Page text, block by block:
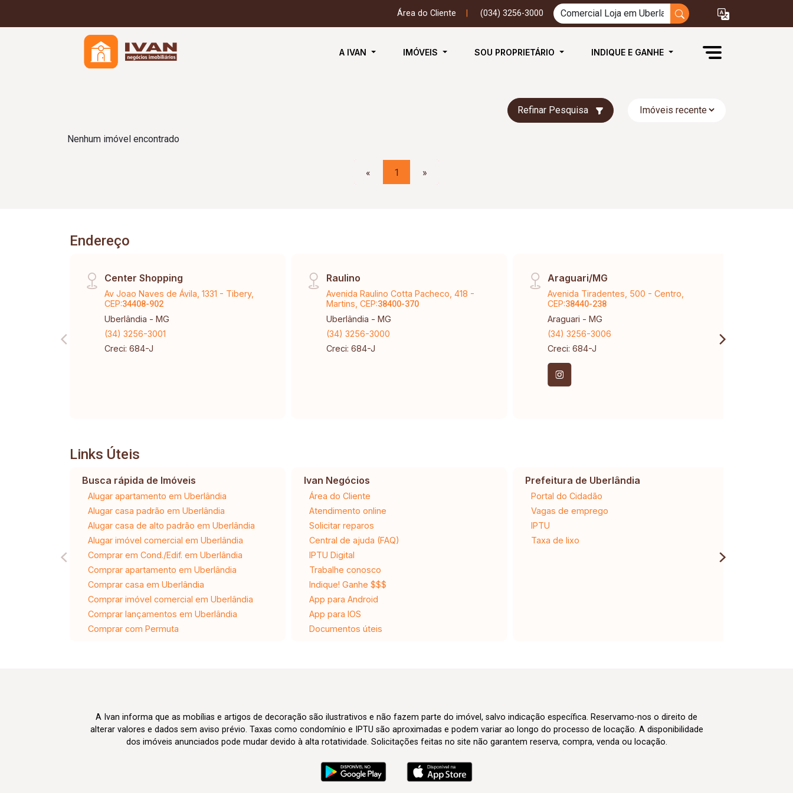
Área do Cliente (034) 3256-3000
A IVAN IMÓVEIS SOU PROPRIETÁRIO INDIQUE E GANHE
Refinar Pesquisa
Nenhum imóvel encontrado
« 1 »
Endereço
Center Shopping
Av Joao Naves de Ávila, 1331 - Tibery,
CEP:34408-902
Uberlândia - MG
(34) 3256-3001
Creci: 684-J
Raulino
Avenida Raulino Cotta Pacheco, 418 -
Martins, CEP:38400-370
Uberlândia - MG
(34) 3256-3000
Creci: 684-J
Araguari/MG
Avenida Tiradentes, 500 - Centro,
CEP:38440-238
Araguari - MG
(34) 3256-3006
Creci: 684-J
Links Úteis
Busca rápida de Imóveis
Alugar apartamento em Uberlândia
Alugar casa padrão em Uberlândia
Alugar casa de alto padrão em Uberlândia
Alugar imóvel comercial em Uberlândia
Comprar em Cond./Edif. em Uberlândia
Comprar apartamento em Uberlândia
Comprar casa em Uberlândia
Comprar imóvel comercial em Uberlândia
Comprar lançamentos em Uberlândia
Comprar com Permuta
Ivan Negócios
Área do Cliente
Atendimento online
Solicitar reparos
Central de ajuda (FAQ)
IPTU Digital
Trabalhe conosco
Indique! Ganhe $$$
App para Android
App para IOS
Documentos úteis
Prefeitura de Uberlândia
Portal do Cidadão
Vagas de emprego
IPTU
Taxa de lixo
A Ivan informa que as mobílias e artigos de decoração são ilustrativos e não fazem parte do imóvel, salvo indicação específica. Reservamo-nos o direito de
alterar valores e dados sem aviso prévio. Taxas como condomínio e IPTU são aproximadas e podem variar ao longo do processo de locação. A disponibilidade
dos imóveis anunciados pode mudar devido à alta rotatividade. Solicitações feitas no site não garantem reserva, compra, venda ou locação.